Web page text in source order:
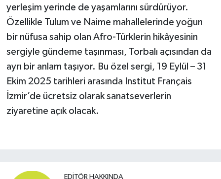
yerleşim yerinde de yaşamlarını sürdürüyor.
Özellikle Tulum ve Naime mahallelerinde yoğun
bir nüfusa sahip olan Afro-Türklerin hikâyesinin
sergiyle gündeme taşınması, Torbalı açısından da
ayrı bir anlam taşıyor. Bu özel sergi, 19 Eylül – 31
Ekim 2025 tarihleri arasında Institut Français
İzmir’de ücretsiz olarak sanatseverlerin
ziyaretine açık olacak.
EDITÖR HAKKINDA